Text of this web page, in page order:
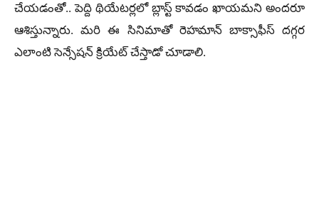
చేయడంతో.. పెద్ది థియేటర్లలో బ్లాస్ట్ కావడం ఖాయమని అందరూ
ఆశిస్తున్నారు. మరి ఈ సినిమాతో రెహమాన్ బాక్సాఫీస్ దగ్గర
ఎలాంటి సెన్సేషన్ క్రియేట్ చేస్తాడో చూడాలి.